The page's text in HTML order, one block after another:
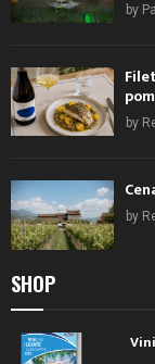
by
by
by
SHOP